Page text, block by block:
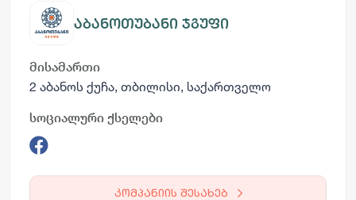
აბანოთუბანი ჯგუფი
მისამართი
2 აბანოს ქუჩა, თბილისი, საქართველო
სოციალური ქსელები
კომპანიის შესახებ